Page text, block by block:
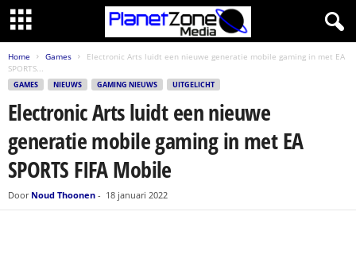
Home Games
Electronic Arts luidt een nieuwe generatie mobile gaming in met EA
SPORTS...
GAMES NIEUWS GAMING NIEUWS UITGELICHT
Electronic Arts luidt een nieuwe
generatie mobile gaming in met EA
SPORTS FIFA Mobile
Door Noud Thoonen - 18 januari 2022